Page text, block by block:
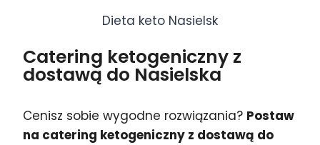
Dieta keto Nasielsk
Catering ketogeniczny z
dostawą do Nasielska
Cenisz sobie wygodne rozwiązania? Postaw
na catering ketogeniczny z dostawą do